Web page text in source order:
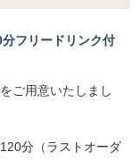
フリードリンク付
ご用意いたしまし
分（ラストオーダ